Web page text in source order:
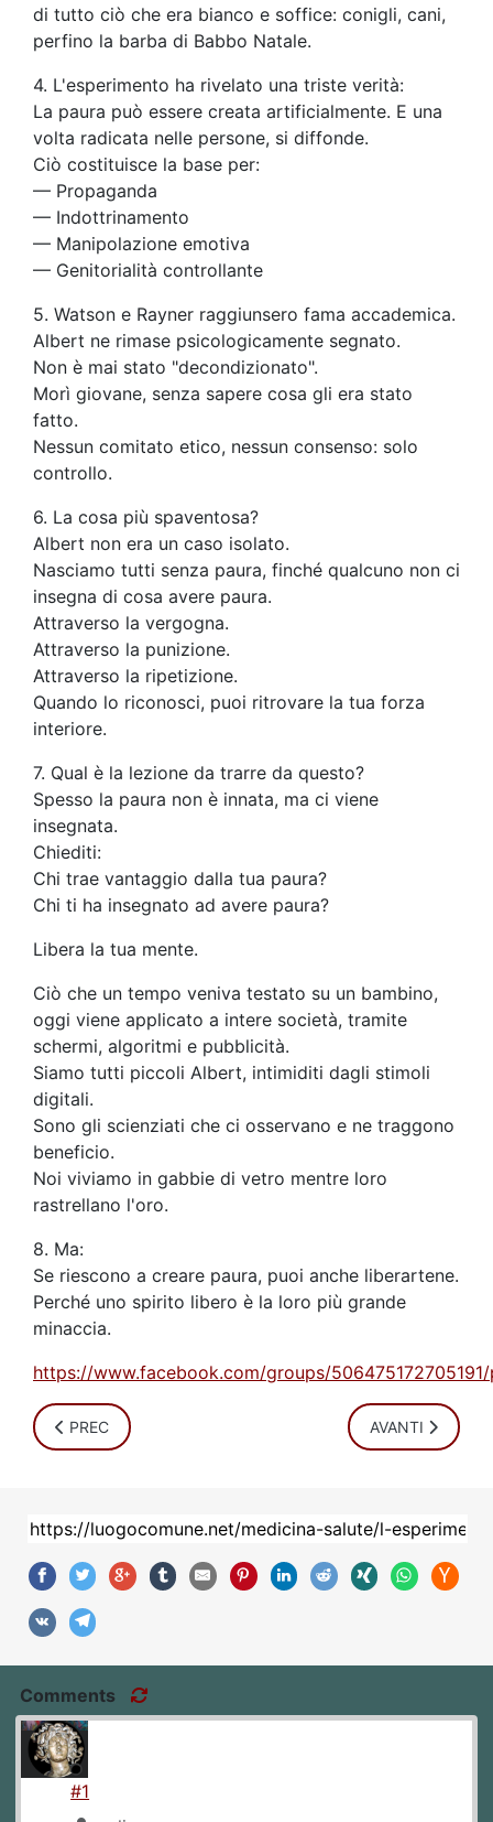
di tutto ciò che era bianco e soffice: conigli, cani,
perfino la barba di Babbo Natale.
4. L'esperimento ha rivelato una triste verità:
La paura può essere creata artificialmente. E una
volta radicata nelle persone, si diffonde.
Ciò costituisce la base per:
— Propaganda
— Indottrinamento
— Manipolazione emotiva
— Genitorialità controllante
5. Watson e Rayner raggiunsero fama accademica.
Albert ne rimase psicologicamente segnato.
Non è mai stato "decondizionato".
Morì giovane, senza sapere cosa gli era stato
fatto.
Nessun comitato etico, nessun consenso: solo
controllo.
6. La cosa più spaventosa?
Albert non era un caso isolato.
Nasciamo tutti senza paura, finché qualcuno non ci
insegna di cosa avere paura.
Attraverso la vergogna.
Attraverso la punizione.
Attraverso la ripetizione.
Quando lo riconosci, puoi ritrovare la tua forza
interiore.
7. Qual è la lezione da trarre da questo?
Spesso la paura non è innata, ma ci viene
insegnata.
Chiediti:
Chi trae vantaggio dalla tua paura?
Chi ti ha insegnato ad avere paura?
Libera la tua mente.
Ciò che un tempo veniva testato su un bambino,
oggi viene applicato a intere società, tramite
schermi, algoritmi e pubblicità.
Siamo tutti piccoli Albert, intimiditi dagli stimoli
digitali.
Sono gli scienziati che ci osservano e ne traggono
beneficio.
Noi viviamo in gabbie di vetro mentre loro
rastrellano l'oro.
8. Ma:
Se riescono a creare paura, puoi anche liberartene.
Perché uno spirito libero è la loro più grande
minaccia.
https://www.facebook.com/groups/
ARTICOLO PRECEDENTE: BREAKING NEWS: È MORTA UNA
PREC ARTICOLO
AVANTI
Comments
#1